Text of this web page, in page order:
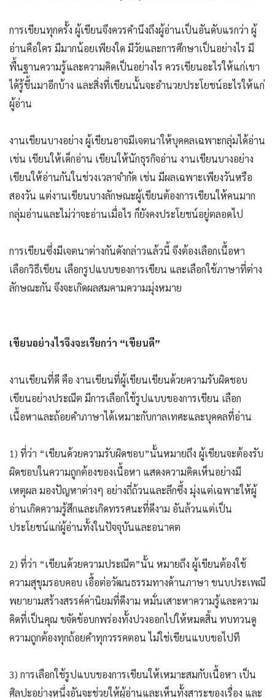
การเขียนทุกครั้ง ผู้เขียนจึงควรคำนึงถึงผู้อ่านเป็นอันดับแรกว่า ผู้
อ่านคือใคร มีมากน้อยเพียงใด มีวัยและการศึกษาเป็นอย่างไร มี
พื้นฐานความรู้และความคิดเป็นอย่างไร ควรเขียนอะไรให้แก่เขา
ได้รู้ขึ้นมาอีกบ้าง และสิ่งที่เขียนนั้นจะอำนวยประโยชน์อะไรให้แก่
ผู้อ่าน
งานเขียนบางอย่าง ผู้เขียนอาจมีเจตนาให้บุคคลเฉพาะกลุ่มได้อ่าน
เช่น เขียนให้เด็กอ่าน เขียนให้นักธุรกิจอ่าน งานเขียนบางอย่าง
เขียนให้อ่านกันในช่วงเวลาจำกัด เช่น มีผลเฉพาะเพียงวันหรือ
สองวัน แต่งานเขียนบางลักษณะผู้เขียนต้องการเขียนให้คนมาก
กลุ่มอ่านและไม่ว่าจะอ่านเมื่อไร ก็ยังคงประโยชน์อยู่ตลอดไป
การเขียนซึ่งมีเจตนาต่างกันดังกล่าวแล้วนี้ จึงต้องเลือกเนื้อหา
เลือกวิธีเขียน เลือกรูปแบบของการเขียน และเลือกใช้ภาษาที่ต่าง
ลักษณะกัน จึงจะเกิดผลสมคามความมุ่งหมาย
เขียนอย่างไรจึงจะเรียกว่า “เขียนดี”
งานเขียนที่ดี คือ งานเขียนที่ผู้เขียนเขียนด้วยความรับผิดชอบ
เขียนอย่างประณีต มีการเลือกใช้รูปแบบของการเขียน เลือก
เนื้อหาและถ้อยคำภาษาได้เหมาะกับกาลเทศะและบุคคลที่อ่าน
1) ที่ว่า “เขียนด้วยความรับผิดชอบ”นั้นหมายถึง ผู้เขียนจะต้องรับ
ผิดชอบในความถูกต้องของเนื้อหา แสดงความคิดเห็นอย่างมี
เหตุผล มองปัญหาต่างๆ อย่างถี่ถ้วนและลึกซึ้ง มุ่งแต่เฉพาะให้ผู้
อ่านเกิดความรู้สึกและเกิดทรรศนะที่ดีงาม อันล้วนแต่เป็น
ประโยชน์แก่ผู้อ่านทั้งในปัจจุบันและอนาคต
2) ที่ว่า “เขียนด้วยความประณีต”นั้น หมายถึง ผู้เขียนต้องใช้
ความสุขุมรอบคอบ เอื้อต่อวัฒนธรรมทางด้านภาษา ขนบประเพณี
พยายามสร้างสรรค์ค่านิยมที่ดีงาม หมั่นเสาะหาความรู้และความ
คิดที่เป็นคุณ ขจัดข้อบกพร่องทั้งปวงออกไปให้หมดสิ้น ทบทวนดู
ความถูกต้องทุกถ้อยคำทุกวรรคตอน ไม่ใช่เขียนแบบขอไปที
3) การเลือกใช้รูปแบบของการเขียนให้เหมาะสมกับเนื้อหา เป็น
ศิลปะอย่างหนึ่งอันจะช่วยให้ผู้อ่านและเห็นทั้งสาระของเรื่อง และ